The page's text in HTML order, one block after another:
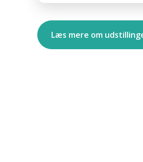
Læs mere om